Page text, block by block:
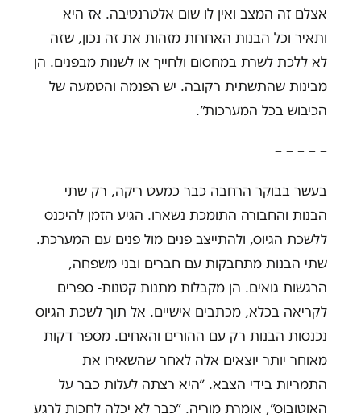
אצלם זה המצב ואין לו שום אלטרנטיבה. אז היא
ותאיר וכל הבנות האחרות מזהות את זה נכון, שזה
לא ללכת לשרת במחסום ולחייך או לשנות מבפנים. הן
מבינות שהתשתית רקובה. יש הפנמה והטמעה של
הכיבוש בכל המערכות״.
– – – – –
בעשר בבוקר הרחבה כבר כמעט ריקה, רק שתי
הבנות והחבורה התומכת נשארו. הגיע הזמן להיכנס
ללשכת הגיוס, ולהתייצב פנים מול פנים עם המערכת.
שתי הבנות מתחבקות עם חברים ובני משפחה,
הרגשות גואים. הן מקבלות מתנות קטנות- ספרים
לקריאה בכלא, מכתבים אישיים. אל תוך לשכת הגיוס
נכנסות הבנות רק עם ההורים והאחים. מספר דקות
מאוחר יותר יוצאים אלה לאחר שהשאירו את
התמריות בידי הצבא. ״היא רצתה לעלות כבר על
האוטובוס״, אומרת מוריה. ״כבר לא יכלה לחכות לרגע